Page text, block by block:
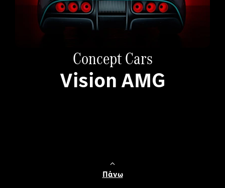
Concept Cars
Vision AMG
Πάνω